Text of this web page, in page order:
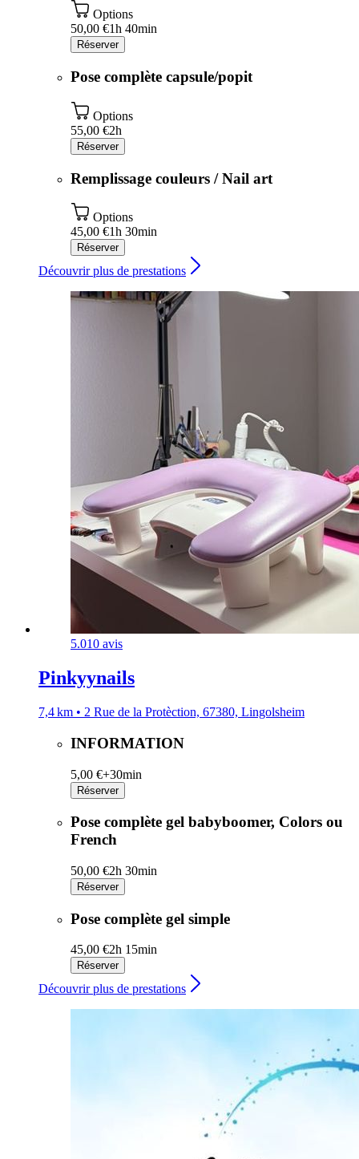
Options
50,00 €1h 40min
Réserver
Pose complète capsule/popit
Options
55,00 €2h
Réserver
Remplissage couleurs / Nail art
Options
45,00 €1h 30min
Réserver
Découvrir plus de prestations
5.010 avis
Pinkyynails
7,4 km • 2 Rue de la Protèction, 67380, Lingolsheim
INFORMATION
5,00 €+30min
Réserver
Pose complète gel babyboomer, Colors ou
French
50,00 €2h 30min
Réserver
Pose complète gel simple
45,00 €2h 15min
Réserver
Découvrir plus de prestations